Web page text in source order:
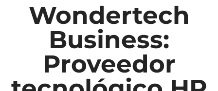
Wondertech
Business:
Proveedor